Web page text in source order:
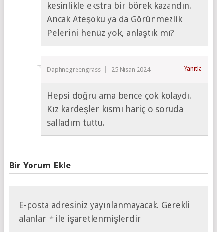
kesinlikle ekstra bir börek kazandın.
Ancak Ateşoku ya da Görünmezlik
Pelerini henüz yok, anlaştık mı?
Daphnegreengrass 25 Nisan 2024 Yanıtla
Hepsi doğru ama bence çok kolaydı.
Kız kardeşler kısmı hariç o soruda
salladım tuttu.
Bir Yorum Ekle
E-posta adresiniz yayınlanmayacak. Gerekli
alanlar *ile işaretlenmişlerdir